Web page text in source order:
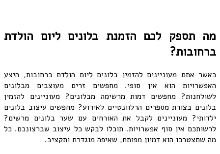
מה תספק לכם הזמנת בלונים ליום הולדת
ברחובות?
כאשר אתם מעוניינים להזמין בלונים ליום הולדת ברחובות, היצע
האפשרויות הוא אין סופי. מחפשים זרים מעוצבים מבלונים
לשולחנות? מחפשים דמות מרשימה מבלונים? מעוניינים להזמין
בלונים בצורת מספרים הרלוונטיים לאירוע? מחפשים עיצוב בלונים
ילדותי? מעוניינים לקבל את האורחים עם שער בלונים מרשים?
לרשותכם אין סוף אפשרויות. תוכלו לבקש כל עיצוב שברצונכם. כל
מה שתצטרכו הוא דמיון מפותח, שאיפה מוגדרת ותקציב.